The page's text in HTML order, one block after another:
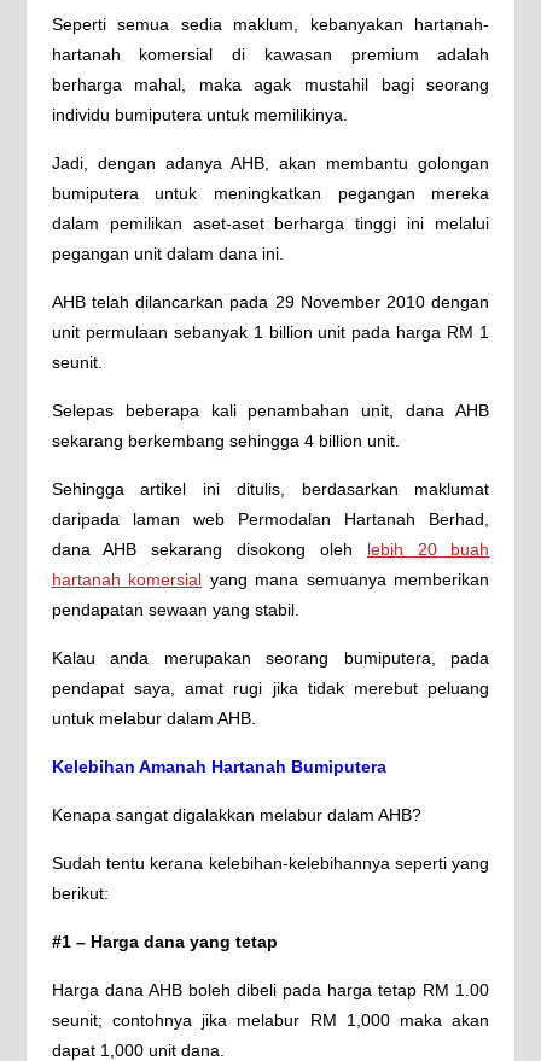
Seperti semua sedia maklum, kebanyakan hartanah-
hartanah komersial di kawasan premium adalah
berharga mahal, maka agak mustahil bagi seorang
individu bumiputera untuk memilikinya.
Jadi, dengan adanya AHB, akan membantu golongan
bumiputera untuk meningkatkan pegangan mereka
dalam pemilikan aset-aset berharga tinggi ini melalui
pegangan unit dalam dana ini.
AHB telah dilancarkan pada 29 November 2010 dengan
unit permulaan sebanyak 1 billion unit pada harga RM 1
seunit.
Selepas beberapa kali penambahan unit, dana AHB
sekarang berkembang sehingga 4 billion unit.
Sehingga artikel ini ditulis, berdasarkan maklumat
daripada laman web Permodalan Hartanah Berhad,
dana AHB sekarang disokong oleh lebih 20 buah
hartanah komersial yang mana semuanya memberikan
pendapatan sewaan yang stabil.
Kalau anda merupakan seorang bumiputera, pada
pendapat saya, amat rugi jika tidak merebut peluang
untuk melabur dalam AHB.
Kelebihan Amanah Hartanah Bumiputera
Kenapa sangat digalakkan melabur dalam AHB?
Sudah tentu kerana kelebihan-kelebihannya seperti yang
berikut:
#1 – Harga dana yang tetap
Harga dana AHB boleh dibeli pada harga tetap RM 1.00
seunit; contohnya jika melabur RM 1,000 maka akan
dapat 1,000 unit dana.